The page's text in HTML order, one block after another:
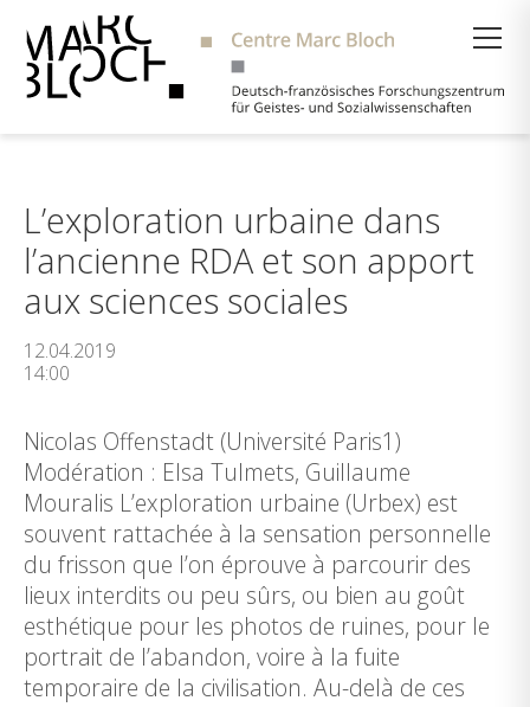
L’exploration urbaine dans
l’ancienne RDA et son apport
aux sciences sociales
12.04.2019
14:00
Nicolas Offenstadt (Université Paris1)
Modération : Elsa Tulmets, Guillaume
Mouralis L’exploration urbaine (Urbex) est
souvent rattachée à la sensation personnelle
du frisson que l’on éprouve à parcourir des
lieux interdits ou peu sûrs, ou bien au goût
esthétique pour les photos de ruines, pour le
portrait de l’abandon, voire à la fuite
temporaire de la civilisation. Au-delà de ces